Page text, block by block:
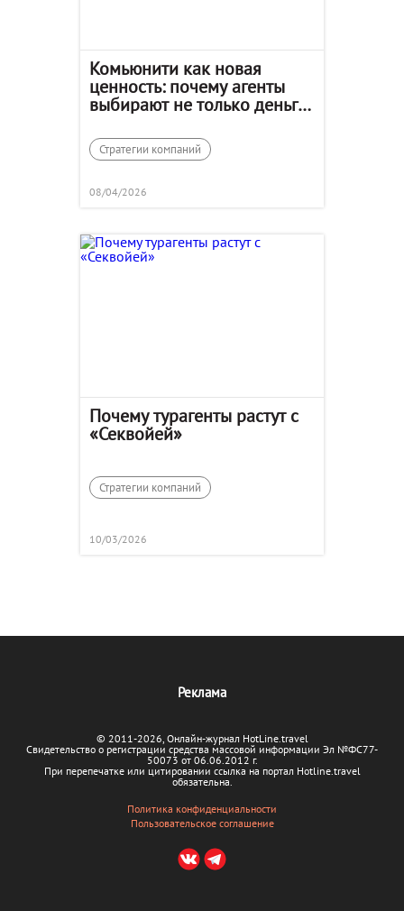
Комьюнити как новая
ценность: почему агенты
выбирают не только деньги,
Стратегии компаний
08/04/2026
Почему турагенты растут с
«Секвойей»
Стратегии компаний
10/03/2026
Реклама
© 2011-2026, Онлайн-журнал HotLine.travel
Свидетельство о регистрации средства массовой информации Эл №ФС77-
50073 от 06.06.2012 г.
При перепечатке или цитировании ссылка на портал Hotline.travel
обязательна.
Политика конфиденциальности
Пользовательское соглашение